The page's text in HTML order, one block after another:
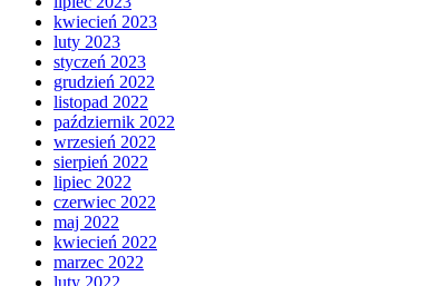
kwiecień 2023
luty 2023
styczeń 2023
grudzień 2022
listopad 2022
październik 2022
wrzesień 2022
sierpień 2022
lipiec 2022
czerwiec 2022
maj 2022
kwiecień 2022
marzec 2022
luty 2022